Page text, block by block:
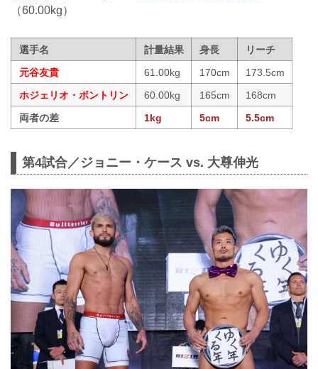
（60.00kg）
選手名 計量結果 身長
リーチ
元谷友貴
61.00kg 170cm
173.5cm
ホジェリオ・ボントリン
60.00kg 165cm
168cm
両者の差
1kg 5cm 5.5cm
第4試合／ジョニー・ケース vs. 大尊伸光